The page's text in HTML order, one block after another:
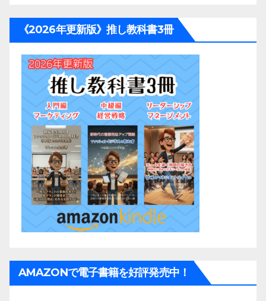
《2026年更新版》推し教科書3冊
AMAZONで電子書籍を好評発売中！